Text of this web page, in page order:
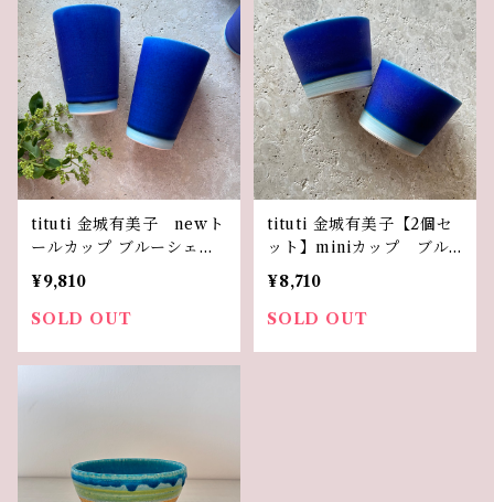
tituti 金城有美子 newト
ールカップ ブルーシェル
【2個セット】
¥9,810
SOLD OUT
tituti 金城有美子【2個セ
ット】miniカップ ブル
ーシェル
¥8,710
SOLD OUT